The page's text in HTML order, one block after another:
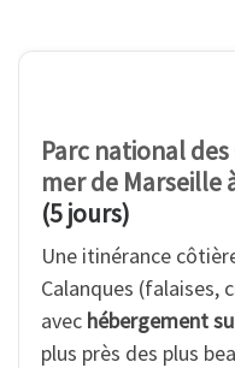
Parc national
mer de Marseille
(5 jours)
Une itinérance
Calanques (falaises,
avec hébergement
plus près des plus